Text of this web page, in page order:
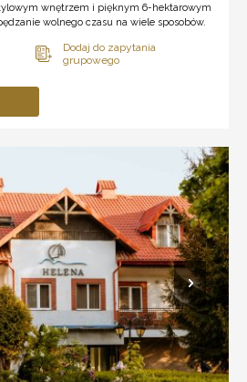
wnętrzem i pięknym 6-hektarowym
wolnego czasu na wiele sposobów.